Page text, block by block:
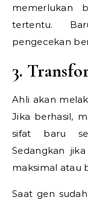
memerlukan
tertentu.
pengecekan
3.
Ahli akan
Jika berhasil,
sifat baru
Sedangkan
maksimal atau
Saat gen